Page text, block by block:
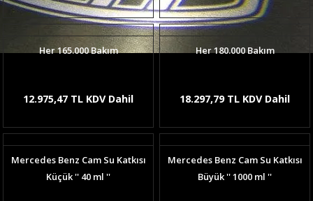
Her 165.000 Bakım
12.975,47 TL KDV Dahil
Her 180.000 Bakım
18.297,79 TL KDV Dahil
Mercedes Benz Cam Su Katkısı
Küçük '' 40 ml ''
Mercedes Benz Cam Su Katkısı
Büyük '' 1000 ml ''